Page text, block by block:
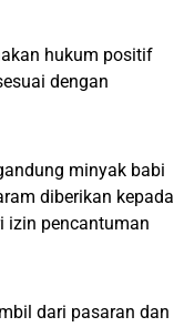
hukum positif
dengan
minyak babi
diberikan kepada
izin pencantuman
dari pasaran dan